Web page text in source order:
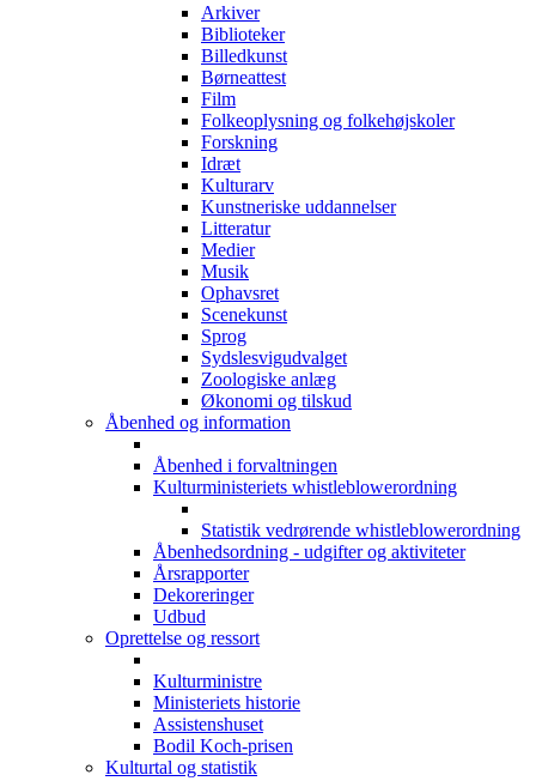
Arkiver
Biblioteker
Billedkunst
Børneattest
Film
Folkeoplysning og folkehøjskoler
Forskning
Idræt
Kulturarv
Kunstneriske uddannelser
Litteratur
Medier
Musik
Ophavsret
Scenekunst
Sprog
Sydslesvigudvalget
Zoologiske anlæg
Økonomi og tilskud
Åbenhed og information
Åbenhed i forvaltningen
Kulturministeriets whistleblowerordning
Statistik vedrørende whistleblowerordning
Åbenhedsordning - udgifter og aktiviteter
Årsrapporter
Dekoreringer
Udbud
Oprettelse og ressort
Kulturministre
Ministeriets historie
Assistenshuset
Bodil Koch-prisen
Kulturtal og statistik